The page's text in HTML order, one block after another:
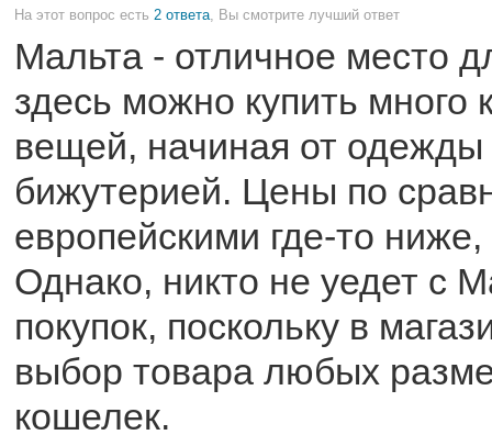
На этот вопрос есть 2 ответа, Вы смотрите лучший ответ
Мальта - отличное место
здесь можно купить много
вещей, начиная от одежды
бижутерией. Цены по
европейскими где-то
Однако, никто не уедет с
покупок, поскольку в
выбор товара любых
кошелек.